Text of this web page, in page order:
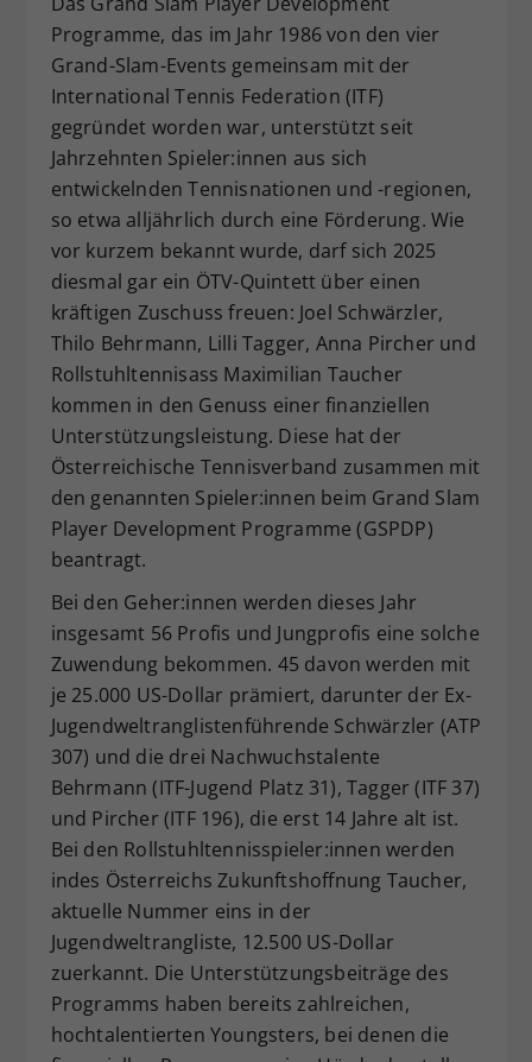
Programme, das im Jahr 1986 von den vier
Grand-Slam-Events gemeinsam mit der
International Tennis Federation (ITF)
gegründet worden war, unterstützt seit
Jahrzehnten Spieler:innen aus sich
entwickelnden Tennisnationen und -regionen,
so etwa alljährlich durch eine Förderung. Wie
vor kurzem bekannt wurde, darf sich 2025
diesmal gar ein ÖTV-Quintett über einen
kräftigen Zuschuss freuen: Joel Schwärzler,
Thilo Behrmann, Lilli Tagger, Anna Pircher und
Rollstuhltennisass Maximilian Taucher
kommen in den Genuss einer finanziellen
Unterstützungsleistung. Diese hat der
Österreichische Tennisverband zusammen mit
den genannten Spieler:innen beim Grand Slam
Player Development Programme (GSPDP)
beantragt.
Bei den Geher:innen werden dieses Jahr
insgesamt 56 Profis und Jungprofis eine solche
Zuwendung bekommen. 45 davon werden mit
je 25.000 US-Dollar prämiert, darunter der Ex-
Jugendweltranglistenführende Schwärzler (ATP
307) und die drei Nachwuchstalente
Behrmann (ITF-Jugend Platz 31), Tagger (ITF 37)
und Pircher (ITF 196), die erst 14 Jahre alt ist.
Bei den Rollstuhltennisspieler:innen werden
indes Österreichs Zukunftshoffnung Taucher,
aktuelle Nummer eins in der
Jugendweltrangliste, 12.500 US-Dollar
zuerkannt. Die Unterstützungsbeiträge des
Programms haben bereits zahlreichen,
hochtalentierten Youngsters, bei denen die
Zweck
Dieser Wert speichert Ihre Consent-
Einstellungen. Unter anderem eine
zufällig generierte ID, für die
historische Speicherung Ihrer
vorgenommen Einstellungen, falls der
Webseiten-Betreiber dies eingestellt
hat.